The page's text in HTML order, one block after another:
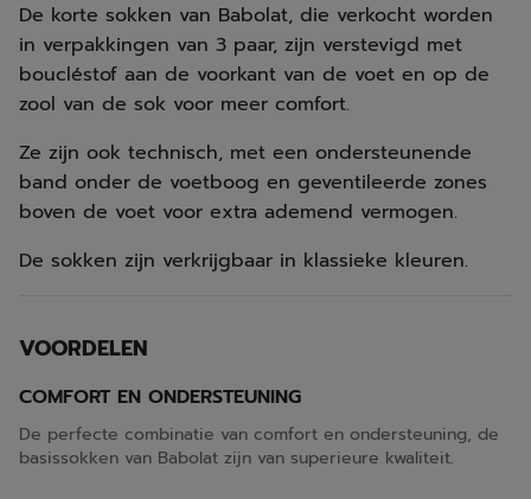
De korte sokken van Babolat, die verkocht worden
in verpakkingen van 3 paar, zijn verstevigd met
boucléstof aan de voorkant van de voet en op de
zool van de sok voor meer comfort.
Ze zijn ook technisch, met een ondersteunende
band onder de voetboog en geventileerde zones
boven de voet voor extra ademend vermogen.
De sokken zijn verkrijgbaar in klassieke kleuren.
VOORDELEN
COMFORT EN ONDERSTEUNING
De perfecte combinatie van comfort en ondersteuning, de
basissokken van Babolat zijn van superieure kwaliteit.